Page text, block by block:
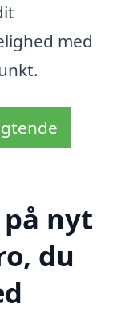
med
nyt
du